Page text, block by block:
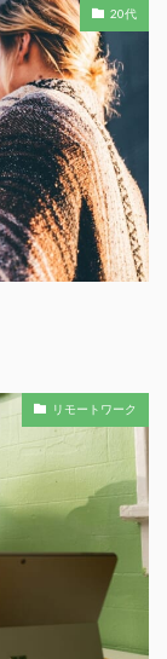
20代
リモートワーク